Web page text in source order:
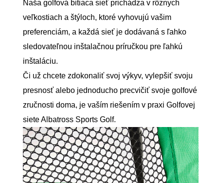
Naša golfová bitiaca sieť prichádza v rôznych
veľkostiach a štýloch, ktoré vyhovujú vašim
preferenciám, a každá sieť je dodávaná s ľahko
sledovateľnou inštalačnou príručkou pre ľahkú
inštaláciu.
Či už chcete zdokonaliť svoj výkyv, vylepšiť svoju
presnosť alebo jednoducho precvičiť svoje golfové
zručnosti doma, je vaším riešením v praxi Golfovej
siete Albatross Sports Golf.